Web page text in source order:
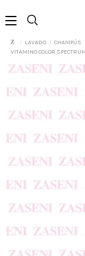
LAVADO CHAMPÚS
VITAMINO COLOR